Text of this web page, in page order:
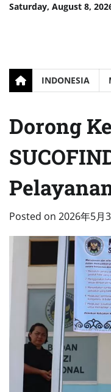
SkipSaturday, August 8,
INDONESIA
Dorong
Posted on 2026年5月